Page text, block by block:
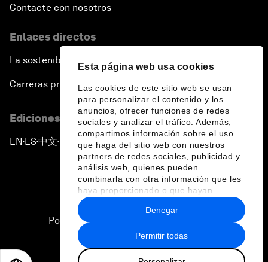
Esta página web usa cookies
Las cookies de este sitio web se usan
para personalizar el contenido y los
anuncios, ofrecer funciones de redes
sociales y analizar el tráfico. Además,
compartimos información sobre el uso
que haga del sitio web con nuestros
partners de redes sociales, publicidad y
análisis web, quienes pueden
combinarla con otra información que les
haya proporcionado o que hayan
recopilado a partir del uso que haya
hecho de sus servicios.
Permitir todas
Denegar
Contacte con nosotros
Enlaces directos
La sostenibilidad en el Foro
Carreras profesionales
Ediciones en otros idiomas
EN ▪ES▪中文▪ 日本語
Política de privacidad y normas de uso
Sitemap